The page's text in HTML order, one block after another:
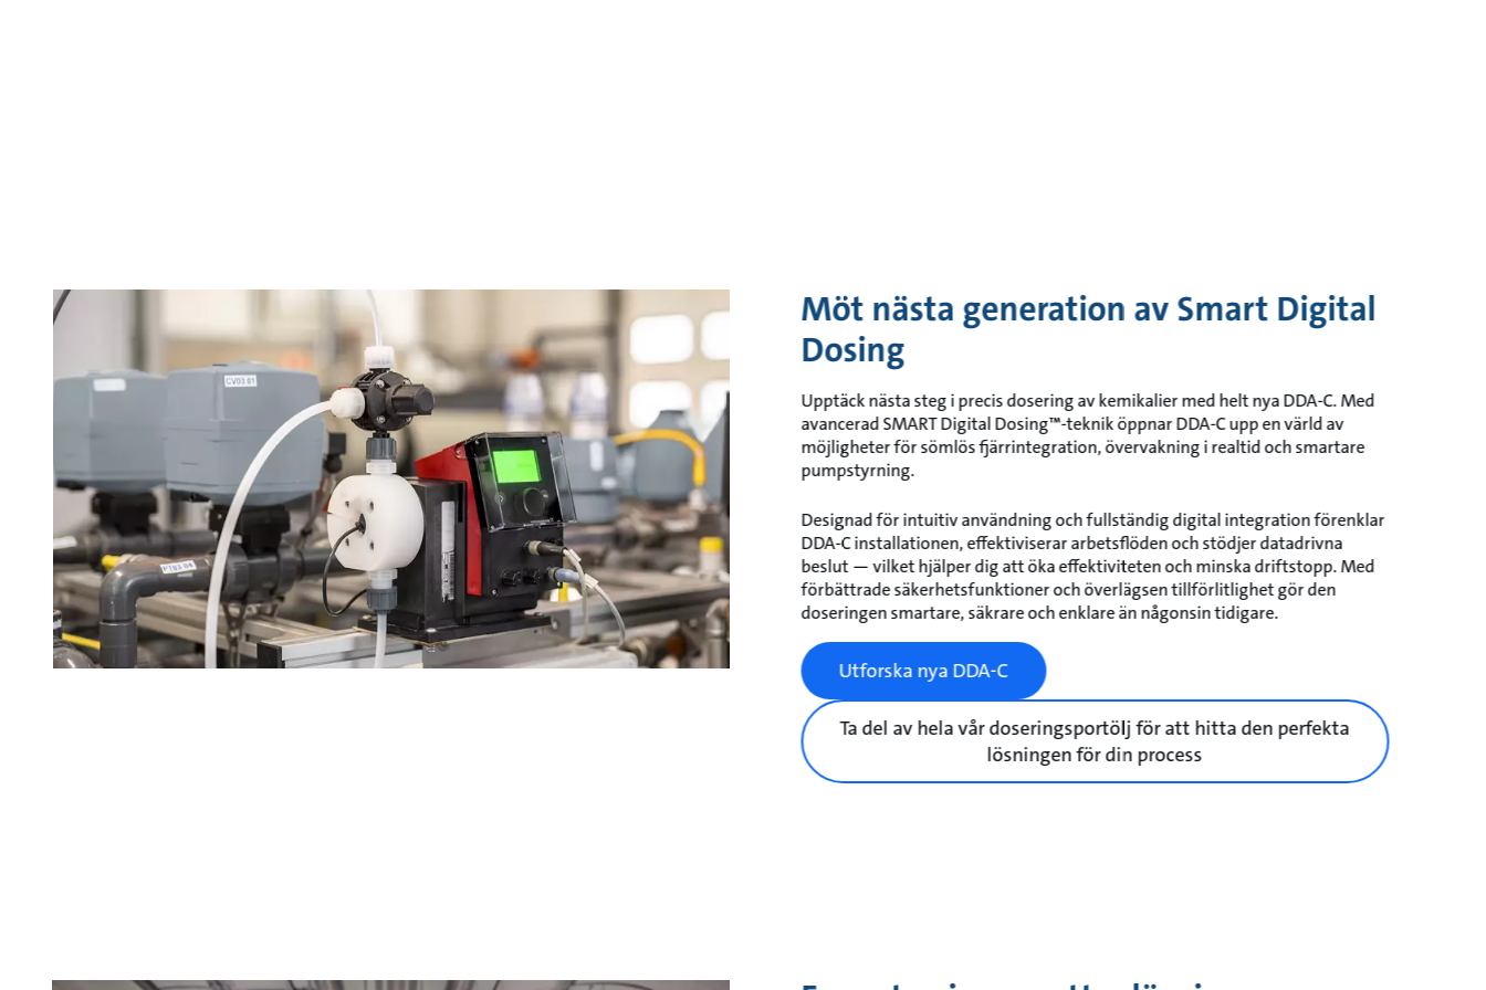
Möt nästa generation av Smart Digital
Dosing
Upptäck nästa steg i precis dosering av kemikalier med helt nya DDA-C. Med
avancerad SMART Digital Dosing™-teknik öppnar DDA-C upp en värld av
möjligheter för sömlös fjärrintegration, övervakning i realtid och smartare
pumpstyrning.
Designad för intuitiv användning och fullständig digital integration förenklar
DDA-C installationen, effektiviserar arbetsflöden och stödjer datadrivna
beslut — vilket hjälper dig att öka effektiviteten och minska driftstopp. Med
förbättrade säkerhetsfunktioner och överlägsen tillförlitlighet gör den
doseringen smartare, säkrare och enklare än någonsin tidigare.
Utforska nya DDA-C
Ta del av hela vår doseringsportölj för att hitta den perfekta
lösningen för din process